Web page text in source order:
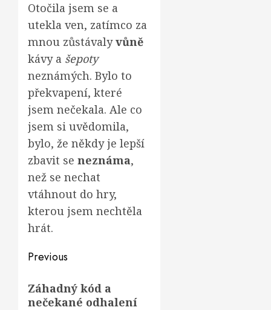
Otočila jsem se a
utekla ven, zatímco za
mnou zůstávalyvůně
kávy a šepoty
neznámých. Bylo to
překvapení, které
jsem nečekala. Ale co
jsem si uvědomila,
bylo, že někdy je lepší
zbavit se neznáma,
než se nechat
vtáhnout do hry,
kterou jsem nechtěla
hrát.
Post
navigation
Previous
post:
Záhadný kód a
nečekané odhalení